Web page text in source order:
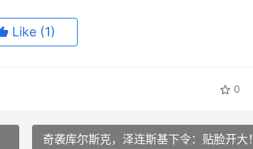
Like (1)
0
奇袭库尔斯克，泽连斯基下令：贴脸开大！